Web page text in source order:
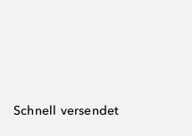
Schnell versendet